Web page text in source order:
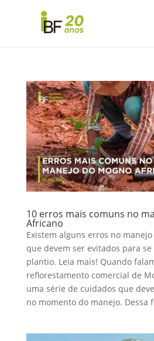
10 erros mais comuns no
Africano
Existem alguns erros no
que devem ser evitados para
plantio. Leia mais! Quando
reflorestamento comercial de
uma série de cuidados que
no momento do manejo. Dessa